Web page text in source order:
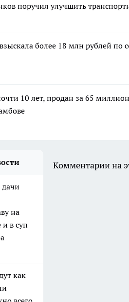
поручил улучшить
более 18 млн рублей
10 лет, продан за 65
дачи
на
в суп
как
Комментарии на